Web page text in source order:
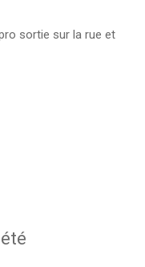
sortie sur la rue et